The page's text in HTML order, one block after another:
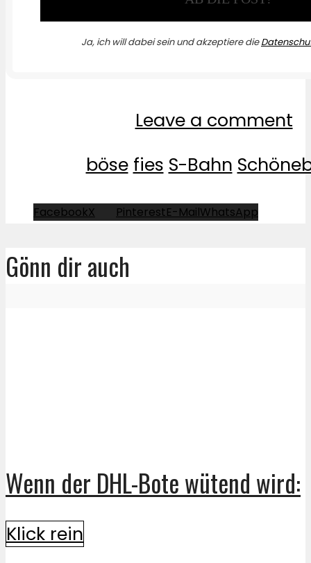
Ja, ich will dabei sein und akzeptiere die
Leave a comment
böse fies S-Bahn
FacebookX PinterestE-MailWhatsApp
Gönn dir auch
Wenn der DHL-Bote wütend wird:
Klick rein